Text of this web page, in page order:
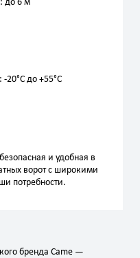
до 6 м
20°C до +55°C
и удобная в
ворот с широкими
потребности.
бренда Came —